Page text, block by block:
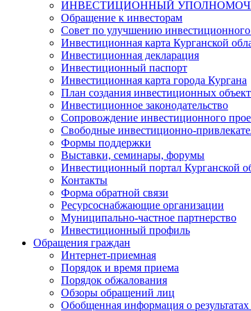
ИНВЕСТИЦИОННЫЙ
Обращение к инвесторам
Совет по улучшению инвестиционного
Инвестиционная карта Курганской
Инвестиционная декларация
Инвестиционный паспорт
Инвестиционная карта города Кургана
План создания инвестиционных
Инвестиционное законодательство
Сопровождение инвестиционного
Свободные инвестиционно-
Формы поддержки
Выставки, семинары, форумы
Инвестиционный портал Курганской
Контакты
Форма обратной связи
Ресурсоснабжающие организации
Муниципально-частное партнерство
Инвестиционный профиль
Обращения граждан
Интернет-приемная
Порядок и время приема
Порядок обжалования
Обзоры обращений лиц
Обобщенная информация о